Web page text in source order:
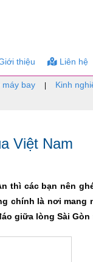
thiệu Liên hệ
máy bay
Kinh
Việt Nam
thì các bạn nên
chính là nơi mang
giữa lòng Sài Gòn